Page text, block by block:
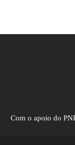
Com o apoio do